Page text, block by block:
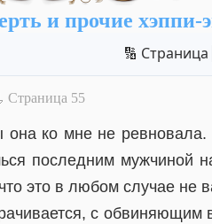
и прочие хэппи-
🔢 Страница
Cтраница 55
ко мне не
последним мужчиной
это в любом случае не
с обвиняющим